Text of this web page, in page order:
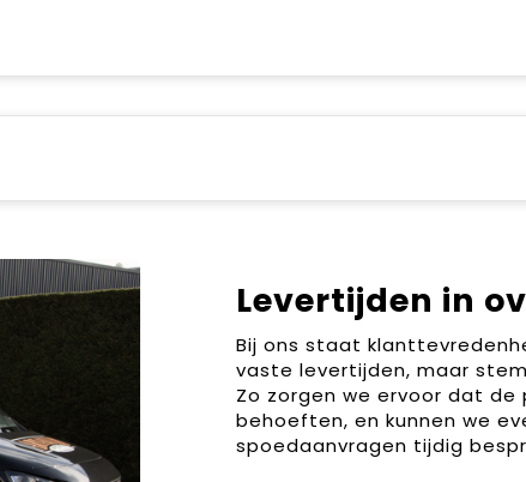
Levertijden in
Bij ons staat
vaste levertijden, maar
Zo zorgen we ervoor dat de
behoeften, en kunnen we
spoedaanvragen tijdig